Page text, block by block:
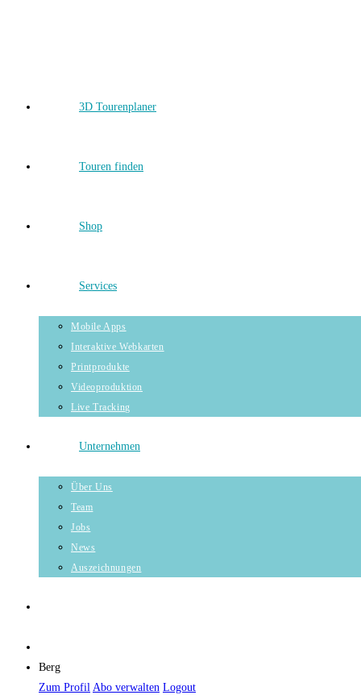
3D Tourenplaner
Touren finden
Shop
Services
Mobile Apps
Interaktive Webkarten
Printprodukte
Videoproduktion
Live Tracking
Unternehmen
Über Uns
Team
Jobs
News
Auszeichnungen
Berg
Zum Profil Abo verwalten Logout